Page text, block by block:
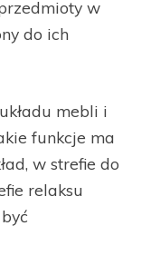
w
do ich
mebli i
funkcje ma
w strefie do
relaksu